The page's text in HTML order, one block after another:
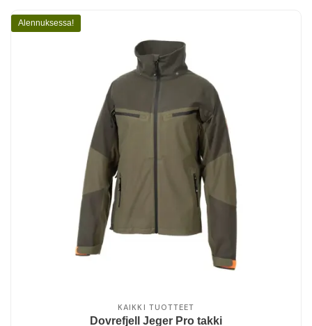
Alennuksessa!
KAIKKI TUOTTEET
Dovrefjell Jeger Pro takki